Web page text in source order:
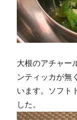
大根のアチャー
ンティッカが無
います。ソフト
した。